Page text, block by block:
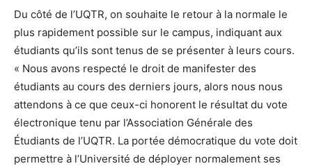
Du côté de l’UQTR, on souhaite le retour à la normale le
plus rapidement possible sur le campus, indiquant aux
étudiants qu’ils sont tenus de se présenter à leurs cours.
« Nous avons respecté le droit de manifester des
étudiants au cours des derniers jours, alors nous nous
attendons à ce que ceux-ci honorent le résultat du vote
électronique tenu par l’Association Générale des
Étudiants de l’UQTR. La portée démocratique du vote doit
permettre à l’Université de déployer normalement ses